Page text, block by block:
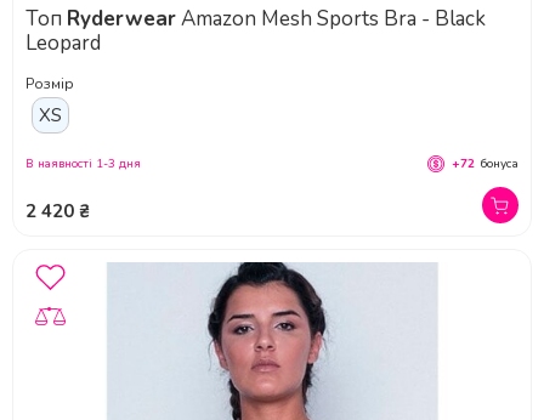
Топ RyderwearAmazon Mesh Sports Bra - Black
Leopard
Розмір
XS
2 420 ₴
В наявності 1-3 дня +72 бонуса